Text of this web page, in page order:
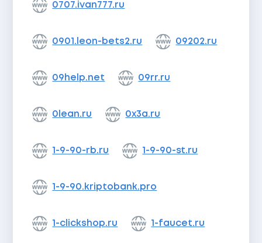
0707.ivan777.ru
0901.leon-bets2.ru 09202.ru
09help.net 09rr.ru
0lean.ru 0x3a.ru
1-9-90-rb.ru 1-9-90-st.ru
1-9-90.kriptobank.pro
1-clickshop.ru 1-faucet.ru